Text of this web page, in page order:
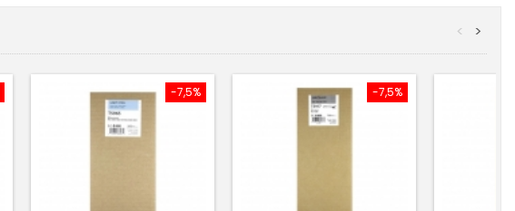
>
<
-7,5% -7,5%